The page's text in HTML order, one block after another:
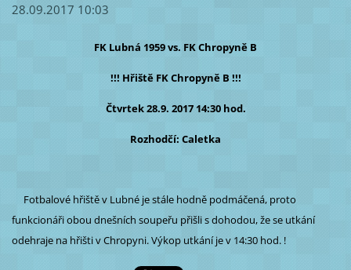
28.09.2017 10:03
FK Lubná 1959 vs. FK Chropyně B
!!! Hřiště FK Chropyně B !!!
Čtvrtek 28.9. 2017 14:30 hod.
Rozhodčí: Caletka
Fotbalové hřiště v Lubné je stále hodně podmáčená, proto
funkcionáři obou dnešních soupeřu přišli s dohodou, že se utkání
odehraje na hřišti v Chropyni. Výkop utkání je v 14:30 hod. !